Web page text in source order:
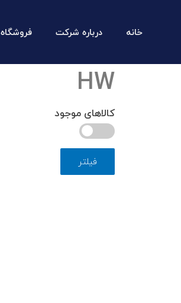
خانه درباره شرکت فروشگاه
HW
کالاهای موجود
فیلتر